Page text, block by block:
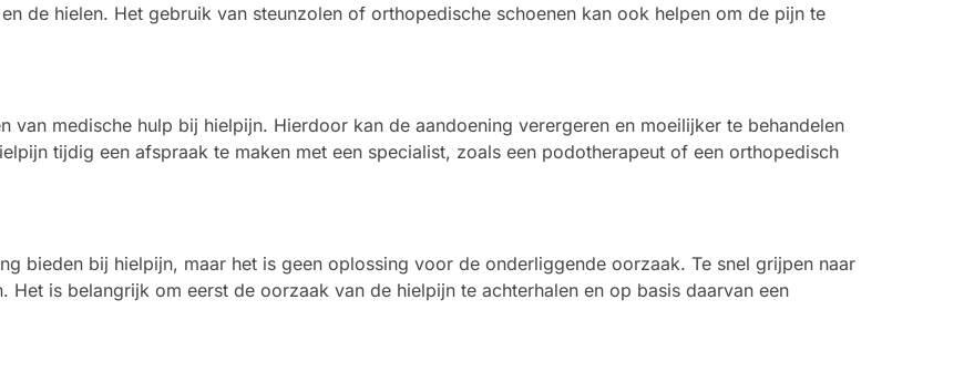
de hielen. Het gebruik van steunzolen of orthopedische schoenen kan ook helpen om de pijn te
van medische hulp bij hielpijn. Hierdoor kan de aandoening verergeren en moeilijker te behandelen
tijdig een afspraak te maken met een specialist, zoals een podotherapeut of een orthopedisch
bieden bij hielpijn, maar het is geen oplossing voor de onderliggende oorzaak. Te snel grijpen naar
Het is belangrijk om eerst de oorzaak van de hielpijn te achterhalen en op basis daarvan een